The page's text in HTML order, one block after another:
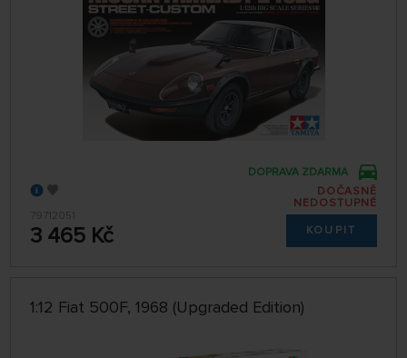
79712051
3 465 Kč
DOPRAVA ZDARMA
DOČASNĚ
NEDOSTUPNÉ
KOUPIT
1:12 Fiat 500F, 1968 (Upgraded Edition)